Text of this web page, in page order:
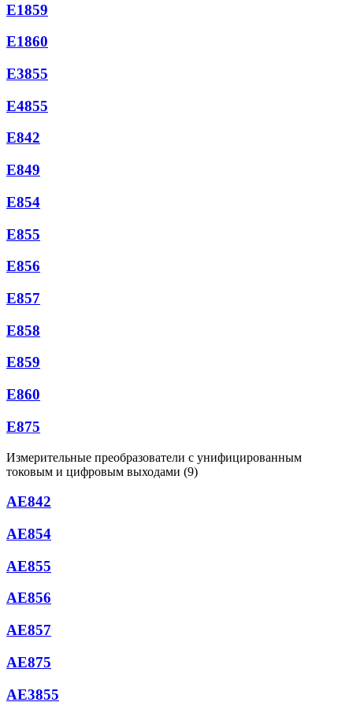
Е1859
Е1860
Е3855
Е4855
Е842
Е849
Е854
Е855
Е856
Е857
Е858
Е859
Е860
Е875
Измерительные преобразователи с унифицированным
токовым и цифровым выходами (9)
AE842
АЕ854
AE855
АЕ856
AE857
АЕ875
АЕ3855